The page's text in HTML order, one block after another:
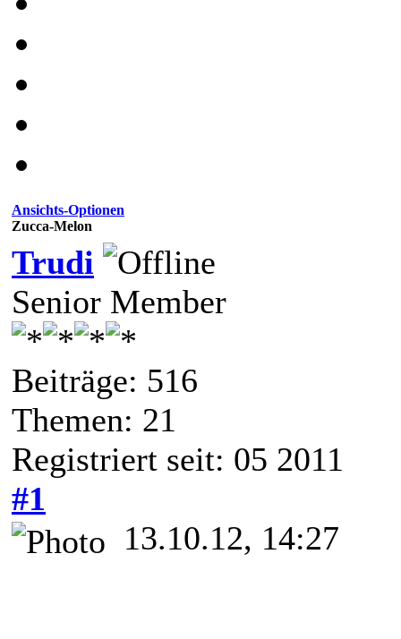
Ansichts-Optionen
Zucca-Melon
Trudi
Senior Member
Beiträge: 516
Themen: 21
Registriert seit: 05 2011
#1
13.10.12, 14:27